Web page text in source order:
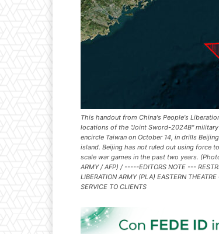
This handout from China's People's
locations of the "Joint Sword-2024B"
encircle Taiwan on October 14, in drills
island. Beijing has not ruled out using force
scale war games in the past two years. (Photo
ARMY / AFP) / -----EDITORS NOTE ---
LIBERATION ARMY (PLA) EASTERN
SERVICE TO CLIENTS